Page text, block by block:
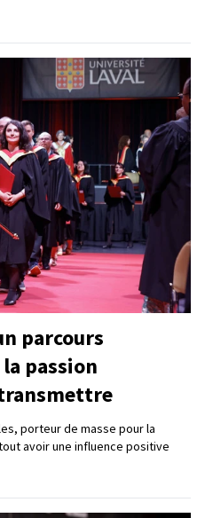
parcours
passion
porteur de masse pour la
avoir une influence positive